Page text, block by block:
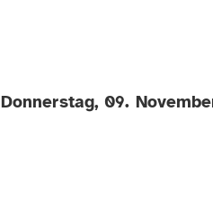
Donnerstag, 09.